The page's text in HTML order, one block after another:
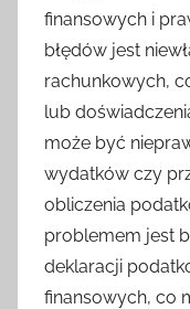
finansowych i
błędów jest
rachunkowych,
lub
może być
wydatków czy
obliczenia
problemem jest
deklaracji
finansowych, co